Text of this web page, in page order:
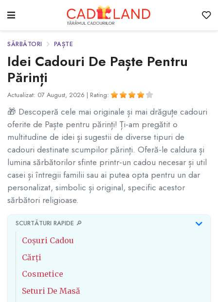
SĂRBĂTORI PAȘTE
Idei Cadouri De Paște Pentru
Părinți
Actualizat: 07 August, 2026 | Rating:
🎁 Descoperă cele mai originale și mai drăguțe cadouri
oferite de Paște pentru părinți! Ți-am pregătit o
multitudine de idei și sugestii de diverse tipuri de
cadouri destinate scumpilor părinți. Oferă-le caldura și
lumina sărbătorilor sfinte printr-un cadou necesar și util
casei și întregii familii sau ai putea opta pentru un dar
personalizat, simbolic și original, specific acestor
sărbători religioase.
SCURTĂTURI RAPIDE 🔎
Coșuri Cadou
Cărți
Cosmetice
Seturi De Masă